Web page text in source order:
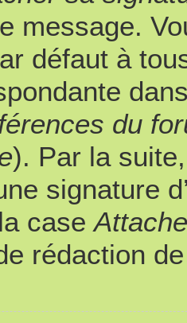
message.
défaut à
du
). Par la
signature
case
rédaction